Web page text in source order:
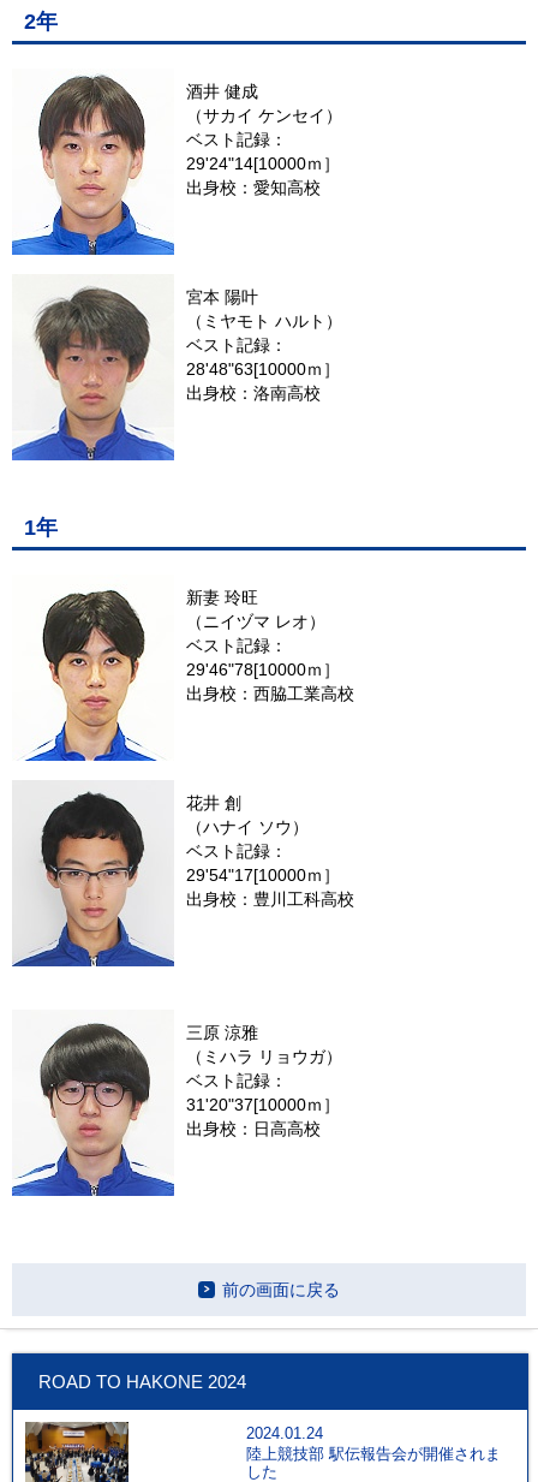
2年
酒井 健成
（サカイ ケンセイ）
ベスト記録：
29'24"14[10000ｍ］
出身校：愛知高校
宮本 陽叶
（ミヤモト ハルト）
ベスト記録：
28'48"63[10000ｍ］
出身校：洛南高校
1年
新妻 玲旺
（ニイヅマ レオ）
ベスト記録：
29'46"78[10000ｍ］
出身校：西脇工業高校
花井 創
（ハナイ ソウ）
ベスト記録：
29'54"17[10000ｍ］
出身校：豊川工科高校
三原 涼雅
（ミハラ リョウガ）
ベスト記録：
31'20"37[10000ｍ］
出身校：日高高校
前の画面に戻る
ROAD TO HAKONE 2024
2024.01.24
陸上競技部 駅伝報告会が開催されま
した